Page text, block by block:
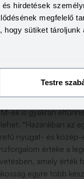
hirdetések
megfelelő
hogy sütiket
Testre
több mint 3 ezer
maradt, és
létrejötte miatt,
amelyek
ek is gyakran
“Hazánkban az
nyugat- és
értéke a
amely érték
egyre több